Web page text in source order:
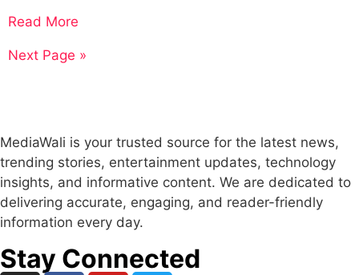
Read More
Next Page »
MediaWali is your trusted source for the latest news,
trending stories, entertainment updates, technology
insights, and informative content. We are dedicated to
delivering accurate, engaging, and reader-friendly
information every day.
Stay Connected